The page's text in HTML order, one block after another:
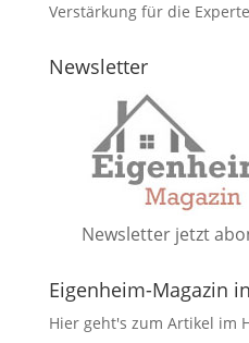
Verstärkung für die
Newsletter
Newsletter jetzt
Eigenheim-Magazin
Hier geht's zum Artikel im